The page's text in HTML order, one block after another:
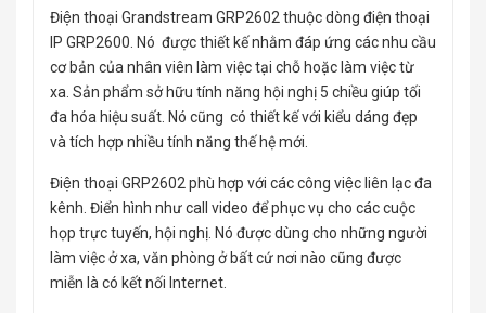
Điện thoại Grandstream GRP2602 thuộc dòng điện thoại
IP GRP2600. Nó được thiết kế nhằm đáp ứng các nhu cầu
cơ bản của nhân viên làm việc tại chỗ hoặc làm việc từ
xa. Sản phẩm sở hữu tính năng hội nghị 5 chiều giúp tối
đa hóa hiệu suất. Nó cũng có thiết kế với kiểu dáng đẹp
và tích hợp nhiều tính năng thế hệ mới.
Điện thoại GRP2602 phù hợp với các công việc liên lạc đa
kênh. Điển hình như call video để phục vụ cho các cuộc
họp trực tuyến, hội nghị. Nó được dùng cho những người
làm việc ở xa, văn phòng ở bất cứ nơi nào cũng được
miễn là có kết nối Internet.